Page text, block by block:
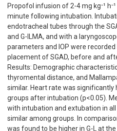
Propofol infusion of 2-4 mg kg⁻¹
minute following intubation.
endotracheal tubes through the
and G-ILMA, and with a
parameters and IOP were
placement of SGAD, before and
Results: Demographic
thyromental distance, and
similar. Heart rate was significantly
groups after intubation (p<0.05).
with intubation and extubation in
similar among groups. In
was found to be higher in G-L at